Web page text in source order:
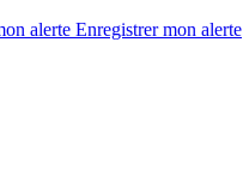
alerte Enregistrermon alerte